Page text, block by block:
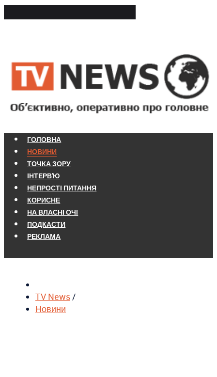
ГОЛОВНА
НОВИНИ
ТОЧКА ЗОРУ
ІНТЕРВ'Ю
НЕПРОСТІ ПИТАННЯ
КОРИСНЕ
НА ВЛАСНІ ОЧІ
ПОДКАСТИ
РЕКЛАМА
TV News/
Новини